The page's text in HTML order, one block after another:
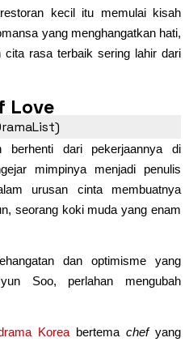
kecil itu memulai kisah
yang menghangatkan hati,
rasa terbaik sering lahir dari
Love
berhenti dari pekerjaannya di
mimpinya menjadi penulis
urusan cinta membuatnya
seorang koki muda yang enam
dan optimisme yang
Soo, perlahan mengubah
Korea bertemachefyang